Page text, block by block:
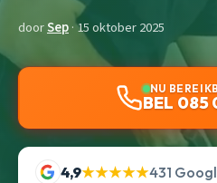
doorSep· 15 oktober 2025
NU
BEL 085
4,9★★★★★431